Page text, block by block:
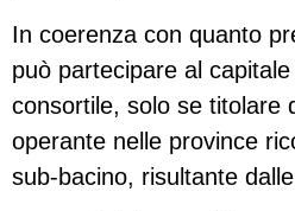
In coerenza con quanto
può partecipare al
consortile, solo se titolare
operante nelle province
sub-bacino, risultante